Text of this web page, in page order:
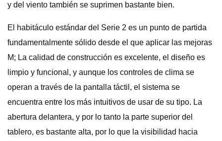
y del viento también se suprimen bastante bien.
El habitáculo estándar del Serie 2 es un punto de partida
fundamentalmente sólido desde el que aplicar las mejoras
M; La calidad de construcción es excelente, el diseño es
limpio y funcional, y aunque los controles de clima se
operan a través de la pantalla táctil, el sistema se
encuentra entre los más intuitivos de usar de su tipo. La
abertura delantera, y por lo tanto la parte superior del
tablero, es bastante alta, por lo que la visibilidad hacia